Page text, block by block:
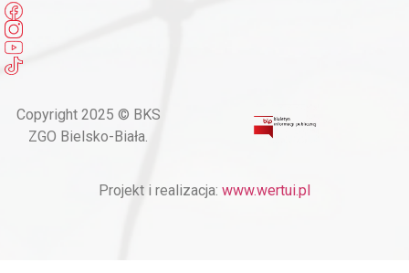
Copyright 2025 © BKS
ZGO Bielsko-Biała.
Projekt i realizacja: www.wertui.pl